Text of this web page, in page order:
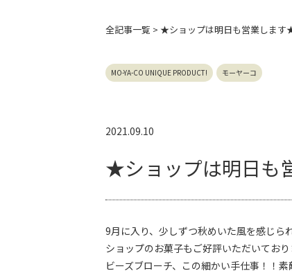
全記事一覧 > ★ショップは明日も営業します
MO-YA-CO UNIQUE PRODUCT! モーヤーコ
2021.09.10
★ショップは明日も
9月に入り、少しずつ秋めいた風を感じら
ショップのお菓子もご好評いただいてお
ビーズブローチ、この細かい手仕事！！素